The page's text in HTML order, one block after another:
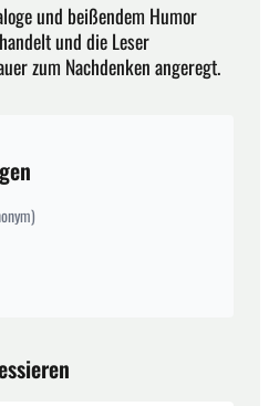
und beißendem Humor
und die Leser
zum Nachdenken angeregt.